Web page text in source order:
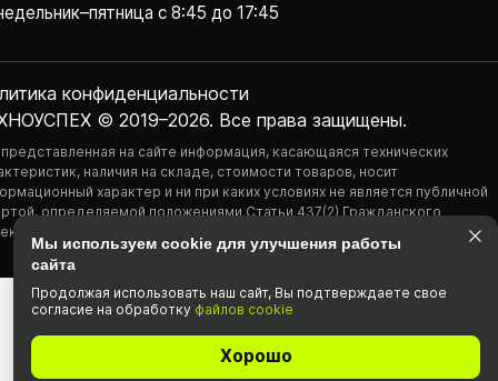
с 8:45 до 17:45
© 2019–2026. Все права защищены.
конфиденциаль­ности
на сайте информация, касающаяся технических
наличия на складе, стоимости товаров, носит
характер и ни при каких условиях не является публичной
определяемой положениями Статьи 437(2) Гражданского
РФ.
Мы используем cookie для улучшения работы
сайта
Продолжая использовать наш cайт, Вы подтвержда­ете свое
согласие на обработку файлов cookie
Хорошо